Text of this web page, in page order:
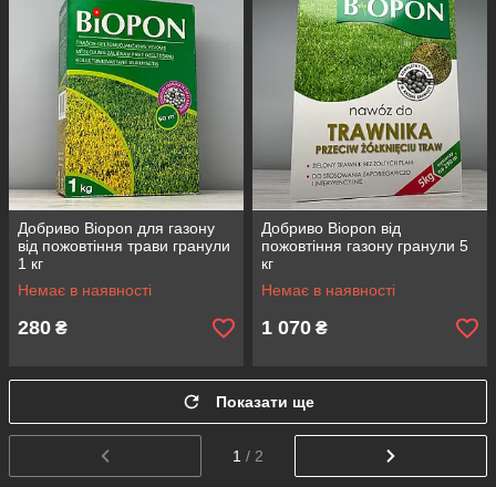
Добриво Biopon для газону
від пожовтіння трави гранули
1 кг
Немає в наявності
280 ₴
Добриво Biopon від
пожовтіння газону гранули 5
кг
Немає в наявності
1 070 ₴
Показати ще
1 / 2